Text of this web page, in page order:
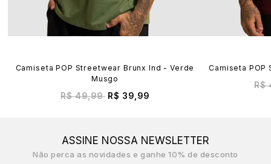
Camiseta POP Streetwear Brunx Ind - Verde
Musgo
R$ 49,99 R$ 39,99
Camiseta
R$
ASSINE NOSSA NEWSLETTER
Não perca as novidades e ganhe 10% de desconto